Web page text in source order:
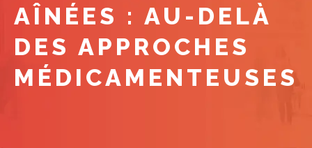
AÎNÉES : AU-DELÀ
DES APPROCHES
MÉDICAMENTEUSES